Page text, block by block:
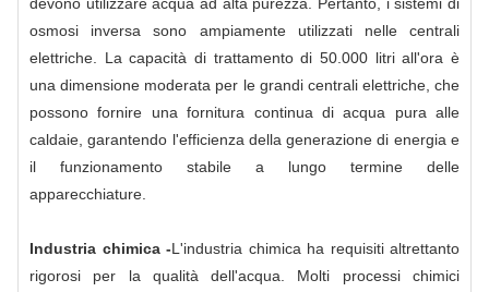
osmosi inversa sono ampiamente utilizzati nelle centrali
elettriche. La capacità di trattamento di 50.000 litri all'ora è
una dimensione moderata per le grandi centrali elettriche, che
possono fornire una fornitura continua di acqua pura alle
caldaie, garantendo l'efficienza della generazione di energia e
il funzionamento stabile a lungo termine delle
apparecchiature.
Industria chimica -L'industria chimica ha requisiti altrettanto
rigorosi per la qualità dell'acqua. Molti processi chimici